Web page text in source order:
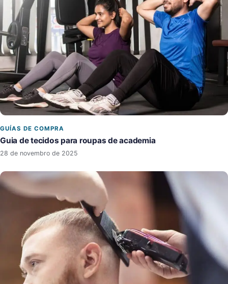
GUÍAS DE COMPRA
Guia de tecidos para roupas de academia
28 de novembro de 2025